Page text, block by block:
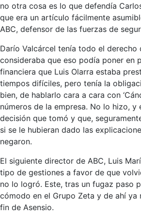
no otra cosa es lo que defendía
que era un artículo fácilmente
ABC, defensor de las fuerzas de
Darío Valcárcel tenía todo el derecho
consideraba que eso podía poner en
financiera que Luis Olarra estaba
tiempos difíciles, pero tenía la
bien, de hablarlo cara a cara con
números de la empresa. No lo hizo, y
decisión que tomó y que,
si se le hubieran dado las
negaron.
El siguiente director de ABC, Luis
tipo de gestiones a favor de que
no lo logró. Este, tras un fugaz paso
cómodo en el Grupo Zeta y de ahí ya
fin de Asensio.